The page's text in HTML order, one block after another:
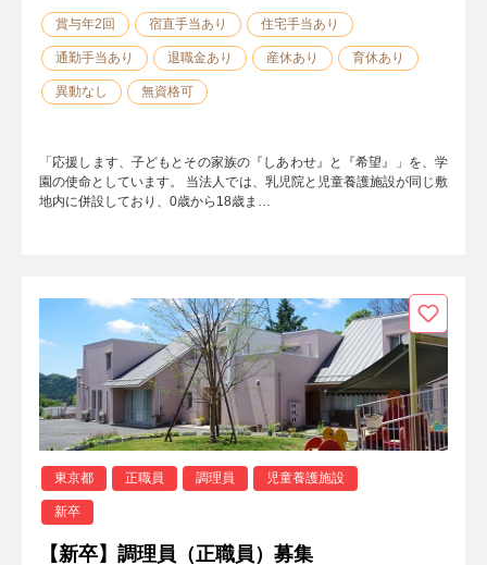
賞与年2回 宿直手当あり 住宅手当あり
通勤手当あり 退職金あり 産休あり 育休あり
異動なし 無資格可
「応援します、子どもとその家族の『しあわせ』と『希望』」を、学
園の使命としています。 当法人では、乳児院と児童養護施設が同じ敷
地内に併設しており、0歳から18歳ま…
東京都 正職員 調理員 児童養護施設
新卒
【新卒】調理員（正職員）募集